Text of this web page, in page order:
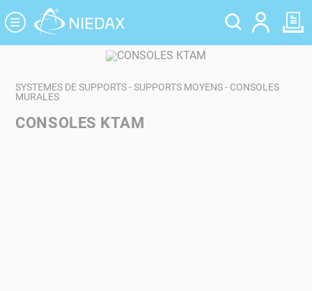
SYSTEMES DE SUPPORTS - SUPPORTS MOYENS - CONSOLES
MURALES
CONSOLES KTAM
Panneau de gestion des cookies